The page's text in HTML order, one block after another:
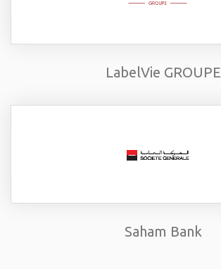
LabelVie GROUPE
Saham Bank